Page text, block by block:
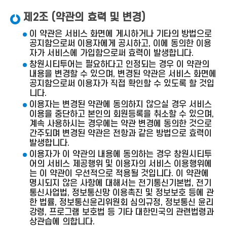
제2조 (약관의 효력 및 변경)
이 약관은 서비스 화면에 게시하거나 기타의 방법으로
공지함으로써 이용자에게 공시하고, 이에 동의한 이용
자가 서비스에 가입함으로써 효력이 발생합니다.
창원시티투어는 필요하다고 인정되는 경우 이 약관의
내용을 변경할 수 있으며, 변경된 약관은 서비스 화면에
공지함으로써 이용자가 직접 확인할 수 있도록 할 것입
니다.
이용자는 변경된 약관에 동의하지 않으실 경우 서비스
이용을 중단하고 본인의 회원등록을 취소할 수 있으며,
계속 사용하시는 경우에는 약관 변경에 동의한 것으로
간주되며 변경된 약관은 전항과 같은 방법으로 효력이
발생합니다.
이용자가 이 약관의 내용에 동의하는 경우 창원시티투
어의 서비스 제공행위 및 이용자의 서비스 이용행위에
는 이 약관이 우선적으로 적용될 것입니다. 이 약관에
명시되지 않은 사항에 대해서는 전기통신기본법, 전기
통신사업법, 정보통신망 이용촉진 및 정보보호 등에 관
한 법률, 정보통신윤리위원회 심의규정, 정보통신 윤리
강령, 프로그램 보호법 등 기타 대한민국의 관련법령과
상관습에 의합니다.